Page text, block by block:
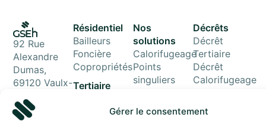
Gérer le consentement
92 Rue
Alexandre
Dumas,
69120 Vaulx-
04 51 08 59
85
Résidentiel
Bailleurs
Foncière
Copropriétés
Tertiaire
Commerces
Nos
solutions
Calorifugeage
Points
singuliers
Plancher bas
Combles
Décrêts
Décrêt
Tertiaire
Décrêt
Calorifugeage